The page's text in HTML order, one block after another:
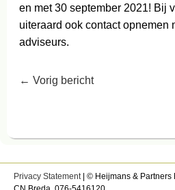
en met 30 september 2021! Bij
uiteraard ook contact opnemen
adviseurs.
← Vorig bericht
Privacy Statement | © Heijmans & Partners